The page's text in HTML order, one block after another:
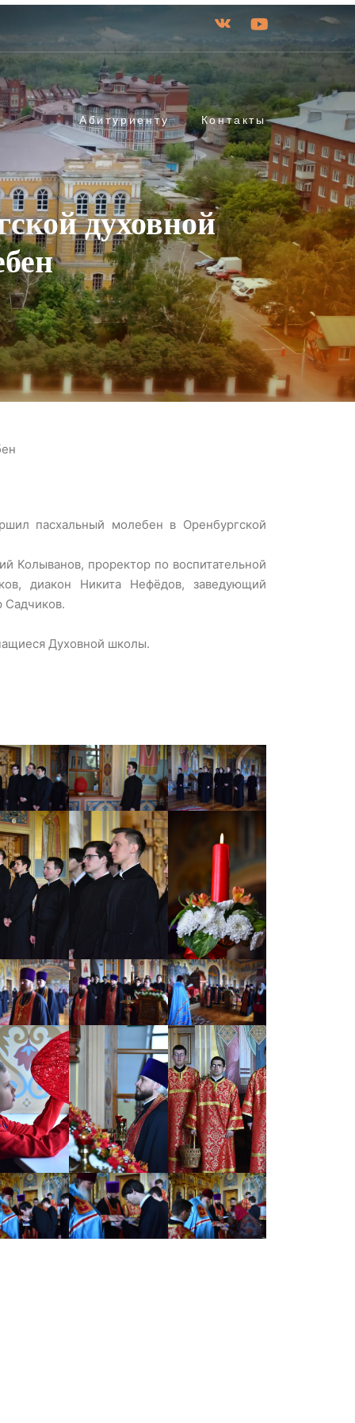
Абитуриенту Контакты
духовной
пасхальный молебен в Оренбургской
Колыванов, проректор по воспитательной
диакон Никита Нефёдов, заведующий
Садчиков.
Духовной школы.